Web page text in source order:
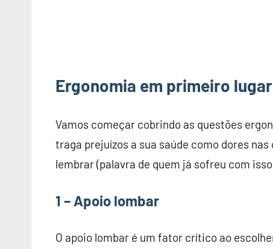
Ergonomia em primeiro lugar
Vamos começar cobrindo as questões
traga prejuízos a sua saúde como dores
lembrar (palavra de quem já sofreu com
1 – Apoio lombar
O apoio lombar é um fator crítico ao